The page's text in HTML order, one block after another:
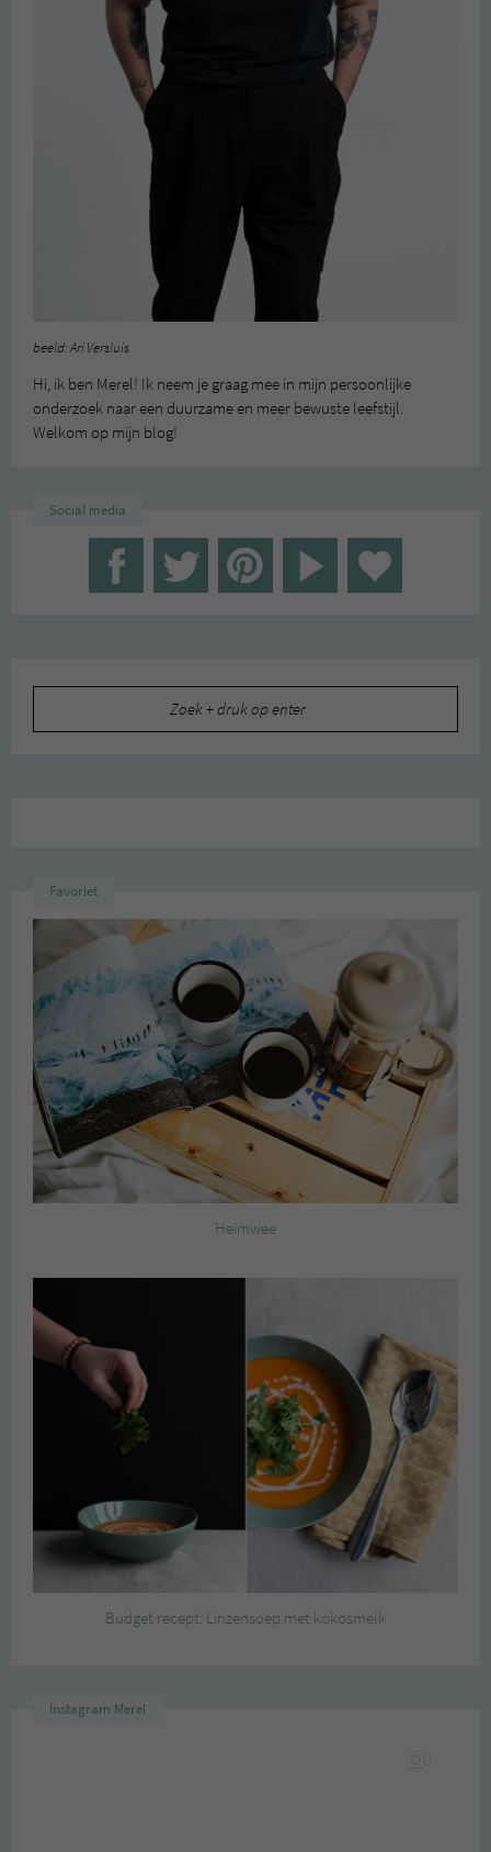
beeld: Ari Versluis
Hi, ik ben Merel! Ik neem je graag mee in mijn persoonlijke
onderzoek naar een duurzame en meer bewuste leefstijl.
Welkom op mijn blog!
Social media
Favoriet
Heimwee
Budget recept: Linzensoep met kokosmelk
Instagram Merel